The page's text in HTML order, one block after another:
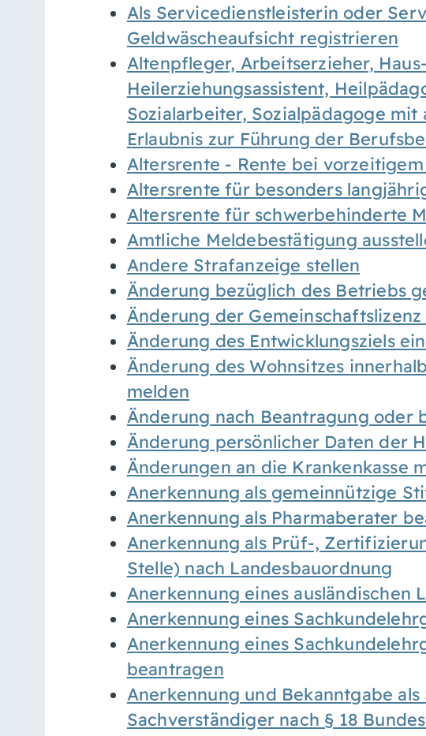
Als Servicedienstleisterin oder
Geldwäscheaufsicht registrieren
Altenpfleger, Arbeitserzieher,
Heilerziehungsassistent,
Sozialarbeiter, Sozialpädagoge
Erlaubnis zur Führung der
Altersrente - Rente bei
Altersrente für besonders
Altersrente für schwerbehinderte
Amtliche Meldebestätigung
Andere Strafanzeige stellen
Änderung bezüglich des Betriebs
Änderung der
Änderung des Entwicklungsziels
Änderung des Wohnsitzes
melden
Änderung nach Beantragung oder
Änderung persönlicher Daten der
Änderungen an die Krankenkasse
Anerkennung als gemeinnützige
Anerkennung als Pharmaberater
Anerkennung als Prüf-,
Stelle) nach Landesbauordnung
Anerkennung eines ausländischen
Anerkennung eines
Anerkennung eines
beantragen
Anerkennung und Bekanntgabe
Sachverständiger nach § 18